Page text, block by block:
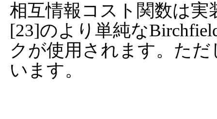
相互情報コスト関数は
[23]のより単純な
クが使用されます。た
います。